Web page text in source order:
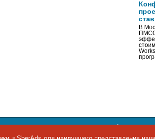
В
персональных данных,информация
+7 495 974-22-60. Факс: +7 495 974-